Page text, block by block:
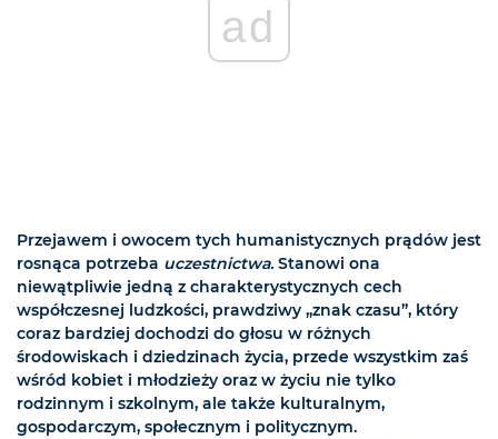
ad
Przejawem i owocem tych humanistycznych prądów jest
rosnąca potrzeba uczestnictwa.Stanowi ona
niewątpliwie jedną z charakterystycznych cech
współczesnej ludzkości, prawdziwy „znak czasu”, który
coraz bardziej dochodzi do głosu w różnych
środowiskach i dziedzinach życia, przede wszystkim zaś
wśród kobiet i młodzieży oraz w życiu nie tylko
rodzinnym i szkolnym, ale także kulturalnym,
gospodarczym, społecznym i politycznym.